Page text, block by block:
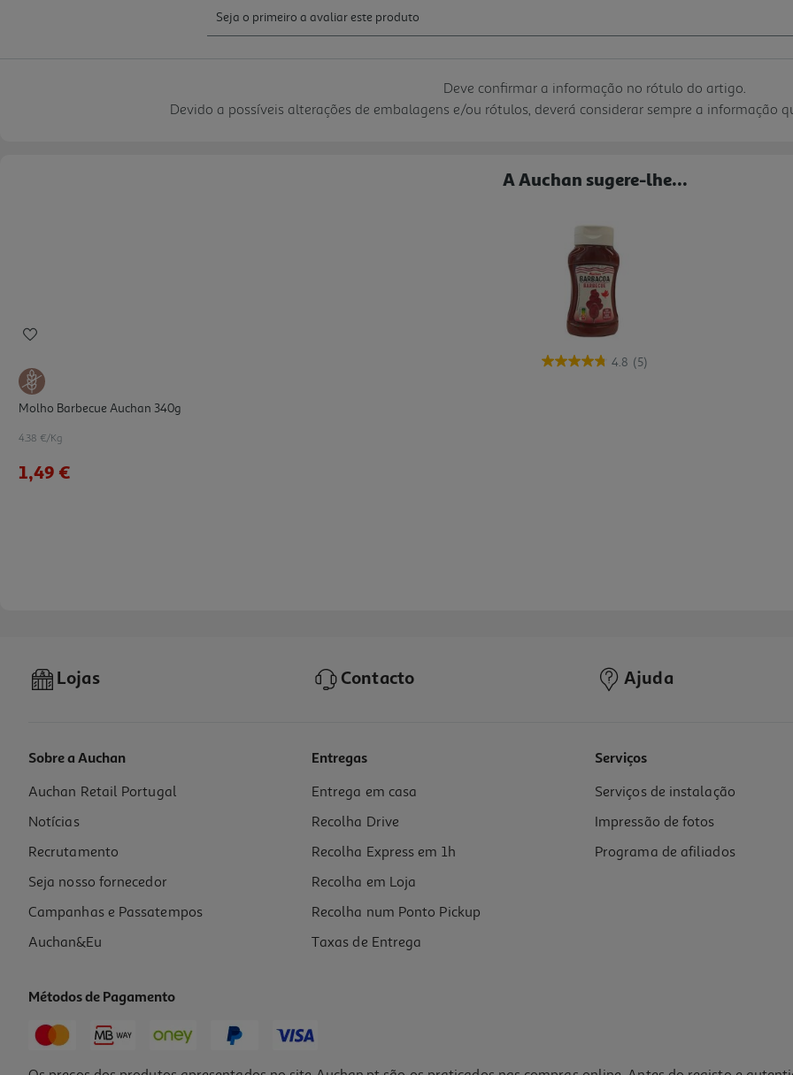
Deve confirmar a informação no rótulo do artigo.
Devido a possíveis alterações de embalagens e/ou rótulos, deverá considerar sempre a informação
A Auchan sugere-lhe...
4.8 (5)
Molho Barbecue Auchan 340g
4.38 €/Kg
1,49 €
Lojas Contacto Ajuda
Sobre a Auchan
Auchan Retail Portugal
Notícias
Recrutamento
Seja nosso fornecedor
Campanhas e Passatempos
Auchan&Eu
Entregas
Entrega em casa
Recolha Drive
Recolha Express em 1h
Recolha em Loja
Recolha num Ponto Pickup
Taxas de Entrega
Serviços
Serviços de instalação
Impressão de fotos
Programa de afiliados
Métodos de Pagamento